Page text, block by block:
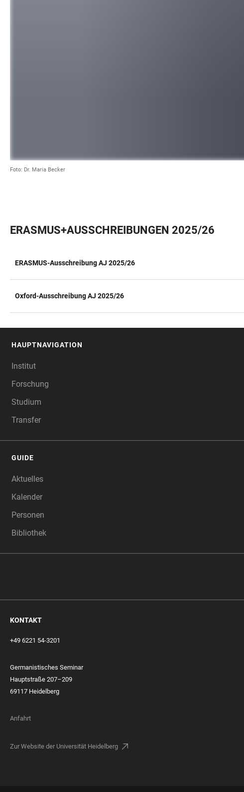
Foto: Dr. Maria Becker
ERASMUS+AUSSCHREIBUNGEN 2025/26
ERASMUS-Ausschreibung AJ 2025/26
Oxford-Ausschreibung AJ 2025/26
HAUPTNAVIGATION
Institut
Forschung
Studium
Transfer
GUIDE
Aktuelles
Kalender
Personen
Bibliothek
KONTAKT
+49 6221 54-3201
Germanistisches Seminar
Hauptstraße 207–209
69117 Heidelberg
Anfahrt
Zur Website der Universität Heidelberg